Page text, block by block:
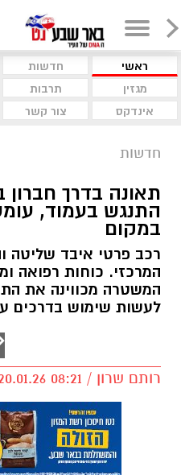
ראשי חדשות
מגזין
תרבות
אינדקס
צור קשר
חדשות
תאונה בדרך
התנגש בעמוד,
במקום
רכב פרטי איבד שליטה
המרכזי. כוחות רפואה
המשטרה מכווינה את
לעשות שימוש בדרכים
רותם שרון / 08:21 20.01.26